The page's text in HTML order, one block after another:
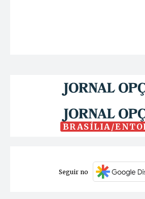
BRASÍLIA/
Seguir no